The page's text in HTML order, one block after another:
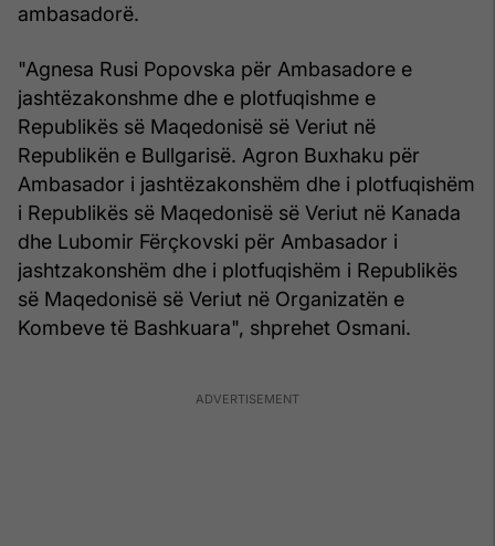
ambasadorë.
"Agnesa Rusi Popovska për Ambasadore e
jashtëzakonshme dhe e plotfuqishme e
Republikës së Maqedonisë së Veriut në
Republikën e Bullgarisë. Agron Buxhaku për
Ambasador i jashtëzakonshëm dhe i plotfuqishëm
i Republikës së Maqedonisë së Veriut në Kanada
dhe Lubomir Fërçkovski për Ambasador i
jashtzakonshëm dhe i plotfuqishëm i Republikës
së Maqedonisë së Veriut në Organizatën e
Kombeve të Bashkuara", shprehet Osmani.